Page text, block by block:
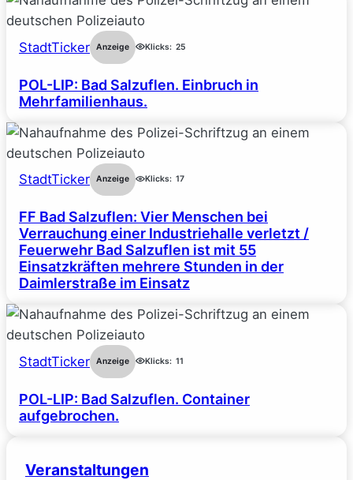
StadtTicker Anzeige Klicks: 25
POL-LIP: Bad Salzuflen. Einbruch in
Mehrfamilienhaus.
StadtTicker Anzeige Klicks: 17
FF Bad Salzuflen: Vier Menschen bei
Verrauchung einer Industriehalle verletzt /
Feuerwehr Bad Salzuflen ist mit 55
Einsatzkräften mehrere Stunden in der
Daimlerstraße im Einsatz
StadtTicker Anzeige Klicks: 11
POL-LIP: Bad Salzuflen. Container
aufgebrochen.
Veranstaltungen